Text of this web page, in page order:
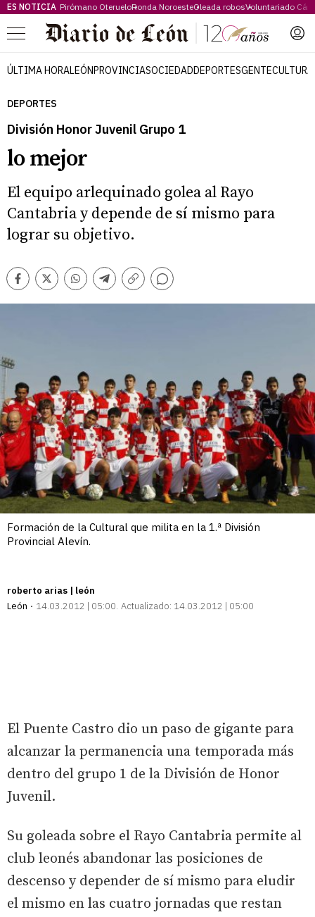
ES NOTICIA Pirómano OterueloRonda NoroesteOleada robosVoluntariado
Menú
ÚLTIMA HORALEÓNPROVINCIASOCIEDADDEPORTESGENTECULTURA
DEPORTES
División Honor Juvenil Grupo 1
lo mejor
El equipo arlequinado golea al Rayo
Cantabria y depende de sí mismo para
lograr su objetivo.
Facebook
TwitterWhatsappTelegram
Copiar
Comentarios
Formación de la Cultural que milita en la 1.ª División
Provincial Alevín.
roberto arias | león
León
14.03.2012 | 05:00 Actualizado: 14.03.2012 | 05:00
El Puente Castro dio un paso de gigante para
alcanzar la permanencia una temporada más
dentro del grupo 1 de la División de Honor
Juvenil.
Su goleada sobre el Rayo Cantabria permite al
club leonés abandonar las posiciones de
descenso y depender de sí mismo para eludir
el mismo en las cuatro jornadas que restan